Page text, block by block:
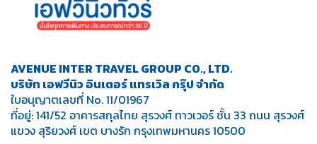
AVENUE INTER TRAVEL GROUP CO., LTD.
บริษัท เอฟวีนิว อินเตอร์ แทรเวิล กรุ๊ป จำกัด
ใบอนุญาตเลขที่ No. 11/01967
ที่อยู่: 141/52 อาคารสกุลไทย สุรวงศ์ ทาวเวอร์ ชั้น 33 ถนน สุรวงศ์
แขวง สุริยวงศ์ เขต บางรัก กรุงเทพมหานคร 10500